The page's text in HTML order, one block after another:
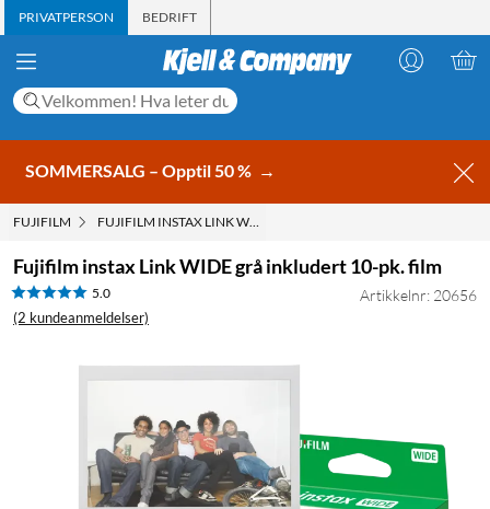
PRIVATPERSON BEDRIFT
SOMMERSALG – Opptil 50 % →
FUJIFILM FUJIFILM INSTAX LINK WIDE GRÅ INKLUDERT 10-PK. FILM
Fujifilm instax Link WIDE grå inkludert 10-pk. film
5.0
(2 kundeanmeldelser)
Artikkelnr: 20656